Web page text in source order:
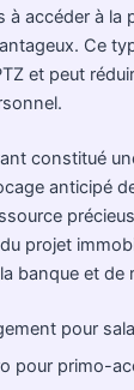
à accéder à la
Ce
et peut
constitué
anticipé
projet
banque et de
pour
pour primo-